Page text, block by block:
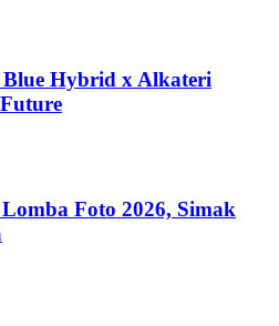
Blue Hybrid x Alkateri
Foto 2026, Simak